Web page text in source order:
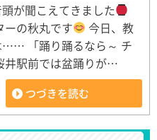
が聞こえてきました
ーの秋丸です
今日、教
…… 「踊り踊るなら～ チ
井駅前では盆踊りが…
つづきを読む